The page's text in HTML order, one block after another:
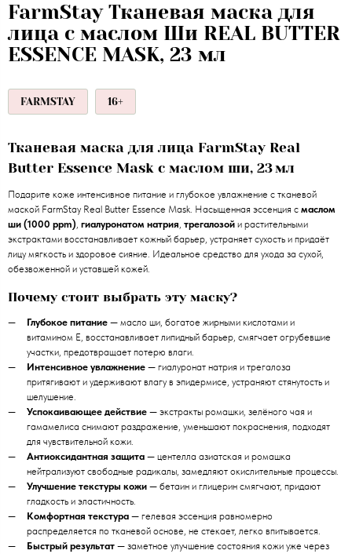
FarmStay Тканевая маска для
лица с маслом Ши REAL BUTTER
ESSENCE MASK, 23 мл
FARMSTAY 16+
Тканевая маска для лица FarmStay Real
Butter Essence Mask с маслом ши, 23 мл
Подарите коже интенсивное питание и глубокое увлажнение с тканевой
маской FarmStay Real Butter Essence Mask. Насыщенная эссенция с маслом
ши (1000 ppm) гиалуронатом натрия трегалозой и растительными
экстрактами восстанавливает кожный барьер, устраняет сухость и придаёт
лицу мягкость и здоровое сияние. Идеальное средство для ухода за сухой,
обезвоженной и уставшей кожей.
Почему стоит выбрать эту маску?
Глубокое питание — масло ши, богатое жирными кислотами и
витамином E, восстанавливает липидный барьер, смягчает огрубевшие
участки, предотвращает потерю влаги.
Интенсивное увлажнение — гиалуронат натрия и трегалоза
притягивают и удерживают влагу в эпидермисе, устраняют стянутость и
шелушение.
Успокаивающее действие — экстракты ромашки, зелёного чая и
гамамелиса снимают раздражение, уменьшают покраснения, подходят
для чувствительной кожи.
Антиоксидантная защита — центелла азиатская и ромашка
нейтрализуют свободные радикалы, замедляют окислительные процессы.
Улучшение текстуры кожи — бетаин и глицерин смягчают, придают
гладкость и эластичность.
Комфортная текстура — гелевая эссенция равномерно
распределяется по тканевой основе, не стекает, легко впитывается.
Быстрый результат — заметное улучшение состояния кожи уже через